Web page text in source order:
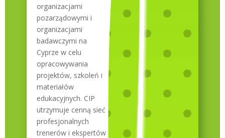
organizacjami
pozarządowymi i
organizacjami
badawczymi na
Cyprze w celu
opracowywania
projektów, szkoleń i
materiałów
edukacyjnych. CIP
utrzymuje cenną sieć
profesjonalnych
trenerów i ekspertów